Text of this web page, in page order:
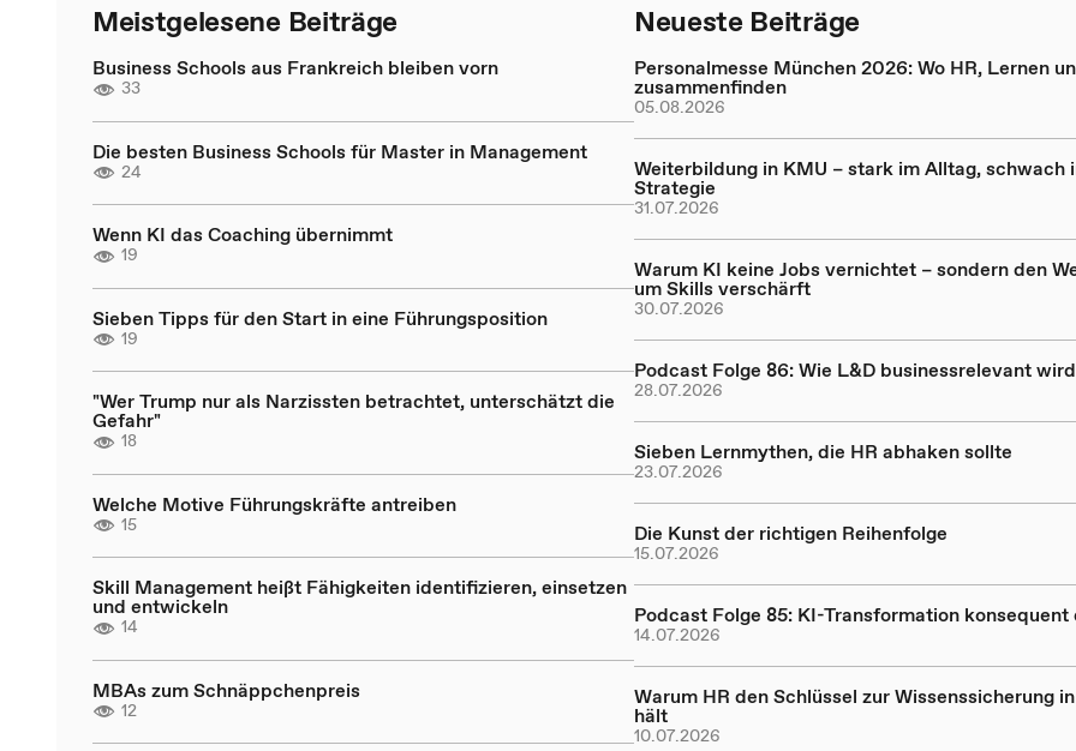
Meistgelesene Beiträge
Business Schools aus Frankreich bleiben vorn
33
Die besten Business Schools für Master in Management
24
Wenn KI das Coaching übernimmt
19
Sieben Tipps für den Start in eine Führungsposition
19
"Wer Trump nur als Narzissten betrachtet, unterschätzt die
Gefahr"
18
Welche Motive Führungskräfte antreiben
15
Skill Management heißt Fähigkeiten identifizieren, einsetzen
und entwickeln
14
MBAs zum Schnäppchenpreis
12
Neueste Beiträge
Personalmesse München 2026: Wo HR, Lernen
zusammenfinden
05.08.2026
Weiterbildung in KMU – stark im Alltag, schwach
Strategie
31.07.2026
Warum KI keine Jobs vernichtet – sondern den
um Skills verschärft
30.07.2026
Podcast Folge 86: Wie L&D businessrelevant wird
28.07.2026
Sieben Lernmythen, die HR abhaken sollte
23.07.2026
Die Kunst der richtigen Reihenfolge
15.07.2026
Podcast Folge 85: KI-Transformation konsequent
14.07.2026
Warum HR den Schlüssel zur Wissenssicherung
hält
10.07.2026